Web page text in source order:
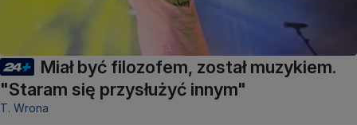
Miał być filozofem, został muzykiem.
"Staram się przysłużyć innym"
T. Wrona